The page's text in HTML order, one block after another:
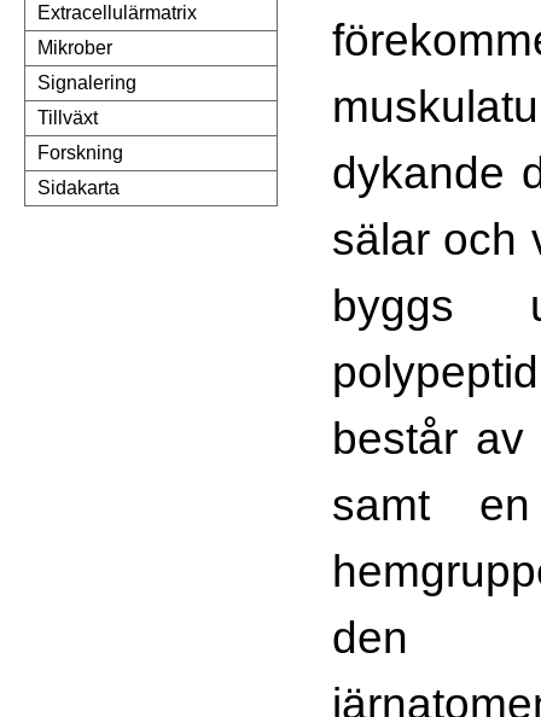
Extracellulärmatrix
Mikrober
Signalering
Tillväxt
Forskning
Sidakarta
dykande
sälar och
byggs
består av
samt
den